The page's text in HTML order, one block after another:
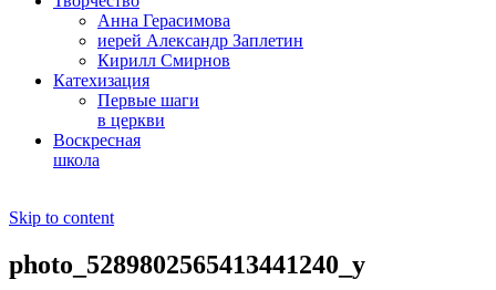
Анна Герасимова
иерей Александр Заплетин
Кирилл Смирнов
Катехизация
Первые шаги
в церкви
Воскресная
школа
Skip to content
photo_5289802565413441240_y